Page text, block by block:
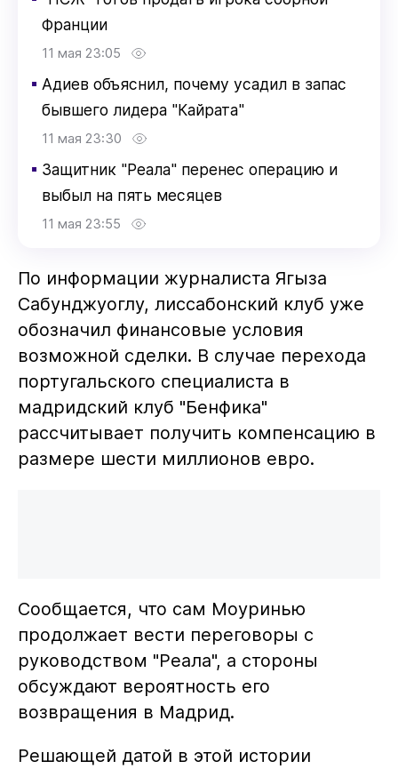
Франции
11 мая 23:05
▪ Адиев объяснил, почему усадил в запас
бывшего лидера "Кайрата"
11 мая 23:30
▪ Защитник "Реала" перенес операцию и
выбыл на пять месяцев
11 мая 23:55
По информации журналиста Ягыза
Сабунджуоглу, лиссабонский клуб уже
обозначил финансовые условия
возможной сделки. В случае перехода
португальского специалиста в
мадридский клуб "Бенфика"
рассчитывает получить компенсацию в
размере шести миллионов евро.
Сообщается, что сам Моуринью
продолжает вести переговоры с
руководством "Реала", а стороны
обсуждают вероятность его
возвращения в Мадрид.
Решающей датой в этой истории